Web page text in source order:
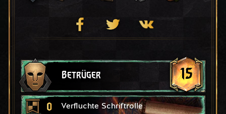
Betrüger 15
0 Verfluchte Schriftrolle